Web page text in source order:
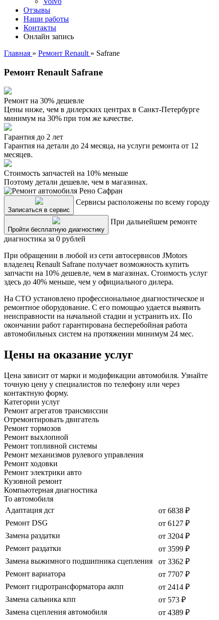
Отзывы
Наши работы
Контакты
Онлайн запись
Главная » Ремонт Renault » Safrane
Ремонт Renault Safrane
Ремонт на 30% дешевле
Цены ниже, чем в дилерских центрах в Санкт-Петербурге
минимум на 30% при том же качестве.
Гарантия до 2 лет
Гарантия на детали до 24 месяца, на услуги ремонта от 12
месяцев.
Стоимость запчастей на 10% меньше
Поэтому детали дешевле, чем в магазинах.
Записаться в сервис
Сервисы расположены по всему городу
Пройти бесплатную диагностику
При дальнейшем ремонте
диагностика за 0 рублей
При обращении в любой из сети автосервисов JMotors
владелец Renault Safrane получает возможность купить
запчасти на 10% дешевле, чем в магазинах. Стоимость услуг
здесь до 40% меньше, чем у официального дилера.
На СТО установлено профессиональное диагностическое и
ремонтное оборудование. С его помощью удается выявить
неисправности на начальной стадии и устранить их. По
окончании работ гарантирована бесперебойная работа
автомобильных систем на протяжении минимум 24 мес.
Цены на оказание услуг
Цена зависит от марки и модификации автомобиля. Узнайте
точную цену у специалистов по телефону или через
контактную форму.
Категории услуг
Ремонт агрегатов трансмиссии
Отремонтировать двигатель
Ремонт тормозов
Ремонт выхлопной
Ремонт топливной системы
Ремонт механизмов рулевого управления
Ремонт ходовки
Ремонт электрики авто
Кузовной ремонт
Компьютерная диагностика
То автомобиля
Адаптация дсг
от 6838 ₽
Ремонт DSG
от 6127 ₽
Замена раздатки
от 3204 ₽
Ремонт раздатки
от 3599 ₽
Замена выжимного подшипника сцепления
от 3362 ₽
Ремонт вариатора
от 7707 ₽
Ремонт гидротрансформатора акпп
от 2414 ₽
Замена сальника кпп
от 573 ₽
Замена сцепления автомобиля
от 4389 ₽